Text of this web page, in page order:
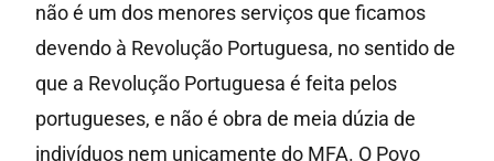
não é um dos menores serviços que ficamos
devendo à Revolução Portuguesa, no sentido de
que a Revolução Portuguesa é feita pelos
portugueses, e não é obra de meia dúzia de
indivíduos nem unicamente do MFA. O Povo